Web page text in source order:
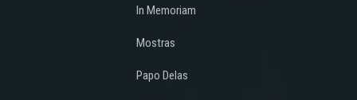
In Memoriam
Mostras
Papo Delas